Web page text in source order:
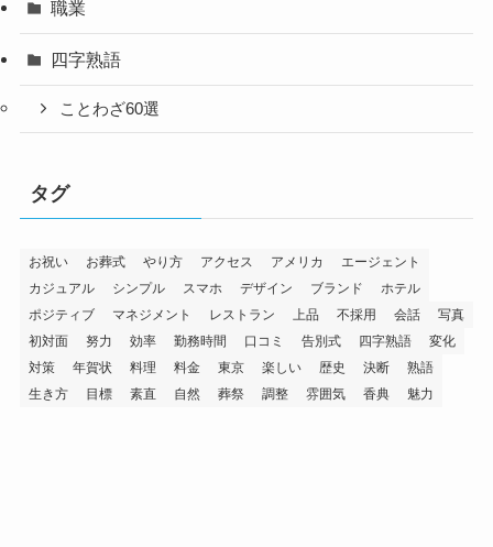
職業
四字熟語
ことわざ60選
タグ
お祝い お葬式 やり方 アクセス アメリカ
エージェント
カジュアル
シンプル スマホ デザイン ブランド
ホテル
ポジティブ
マネジメント レストラン 上品 不採用 会話
写真
初対面
努力 効率 勤務時間 口コミ 告別式 四字熟語
変化
対策
年賀状 料理 料金 東京 楽しい 歴史 決断
熟語
生き方
目標 素直 自然 葬祭 調整 雰囲気 香典 魅力